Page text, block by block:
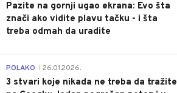
Pazite na gornji ugao ekrana: Evo šta
znači ako vidite plavu tačku - i šta
treba odmah da uradite
POLAKO 26.01.2026.
3 stvari koje nikada ne treba da tražite